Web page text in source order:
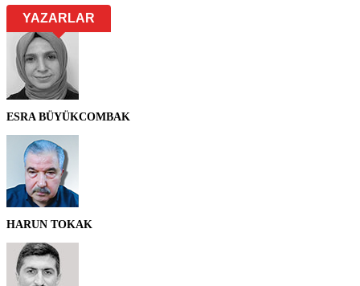
YAZARLAR
ESRA BÜYÜKCOMBAK
HARUN TOKAK